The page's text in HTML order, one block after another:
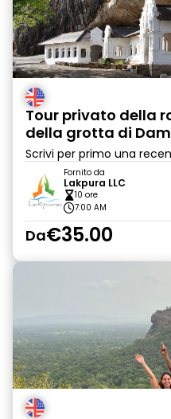
Tour privato della
della grotta di
Scrivi per primo una
Fornito da
Lakpura LLC
10 ore
7:00 AM
Da€35.00